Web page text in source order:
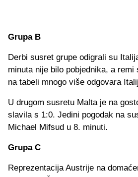
Grupa B
Derbi susret grupe odigrali su
minuta nije bilo pobjednika, a remi
na tabeli mnogo više odgovara
U drugom susretu Malta je na
slavila s 1:0. Jedini pogodak na
Michael Mifsud u 8. minuti.
Grupa C
Reprezentacija Austrije na